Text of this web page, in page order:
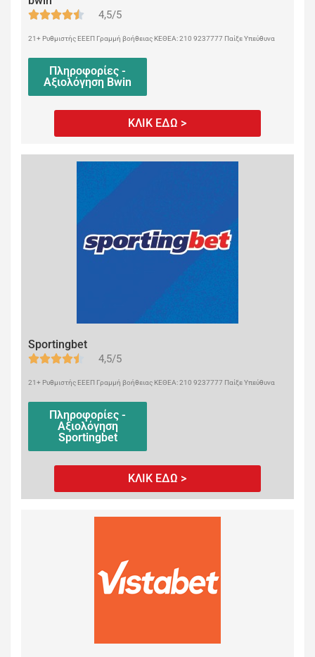
4,5/5
21+ Ρυθμιστής ΕΕΕΠ Γραμμή βοήθειας ΚΕΘΕΑ: 210 9237777 Παίξε Υπεύθυνα
Πληροφορίες -
Αξιολόγηση Bwin
ΚΛΙΚ ΕΔΩ >
Sportingbet
4,5/5
21+ Ρυθμιστής ΕΕΕΠ Γραμμή βοήθειας ΚΕΘΕΑ: 210 9237777 Παίξε Υπεύθυνα
Πληροφορίες -
Αξιολόγηση
Sportingbet
ΚΛΙΚ ΕΔΩ >